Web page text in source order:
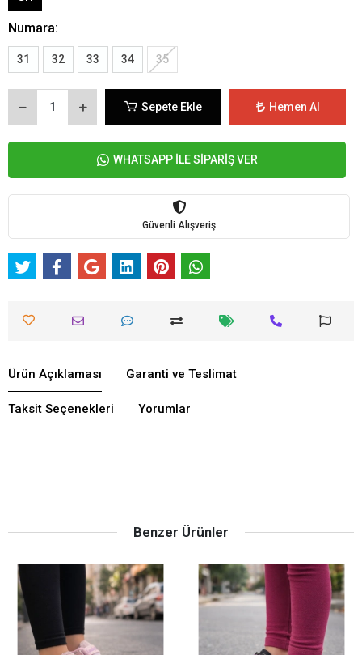
Numara:
31 32 33 34 35
Sepete Ekle Hemen Al
WHATSAPP İLE SİPARİŞ VER
Güvenli Alışveriş
Ürün Açıklaması Garanti ve Teslimat
Taksit Seçenekleri Yorumlar
Benzer Ürünler